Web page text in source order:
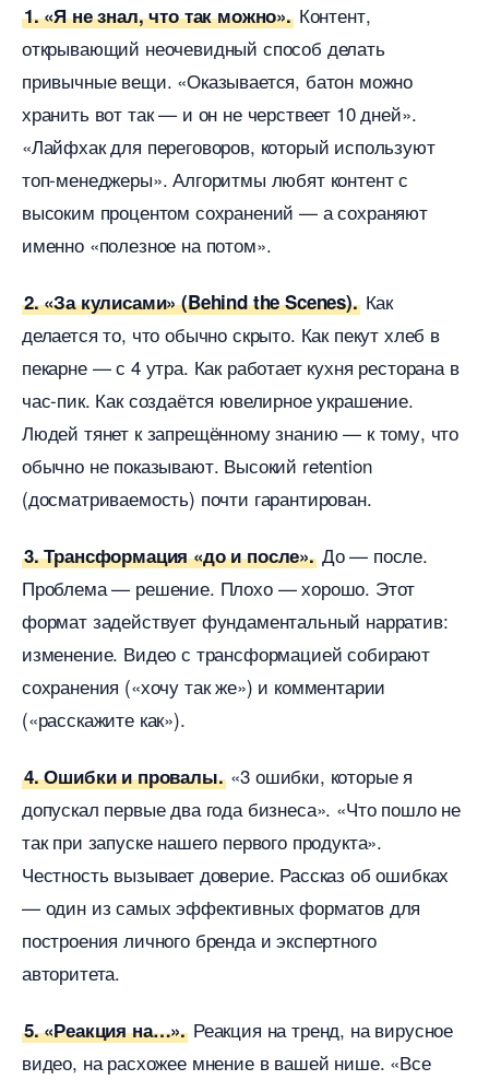
1. «Я не знал, что так можно».Контент,
открывающий неочевидный способ делать
привычные вещи. «Оказывается, батон можно
хранить вот так — и он не черствеет 10 дней».
«Лайфхак для переговоров, который используют
топ-менеджеры». Алгоритмы любят контент с
ысоким процентом сохранений — а сохраняют
именно «полезное на потом».
2. «За кулисами» (Behind the Scenes).Как
делается то, что обычно скрыто. Как пекут хле
пекарне — с 4 утра. Как работает кухня ресторана
час-пик. Как создаётся ювелирное украшение.
Людей тянет к запрещённому знанию — к тому, что
обычно не показывают. Высокий retention
(досматриваемость) почти гарантирован.
3. Трансформация «до и после».До — после.
Проблема — решение. Плохо — хорошо. Этот
формат задействует фундаментальный нарратив:
изменение. Видео с трансформацией собирают
сохранения («хочу так же») и комментарии
(«расскажите как»).
4. Ошибки и провалы.«3 ошибки, которые я
допускал первые два года бизнеса». «Что пошло не
так при запуске нашего первого продукта».
Честность вызывает доверие. Рассказ об ошибках
— один из самых эффективных форматов для
построения личного бренда и экспертного
авторитета.
5. «Реакция на…». Реакция на тренд, на вирусное
идео, на расхожее мнение в вашей нише. «Все